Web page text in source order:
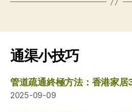
通渠小技巧
管道疏通終極方法：香港家
2025-09-09